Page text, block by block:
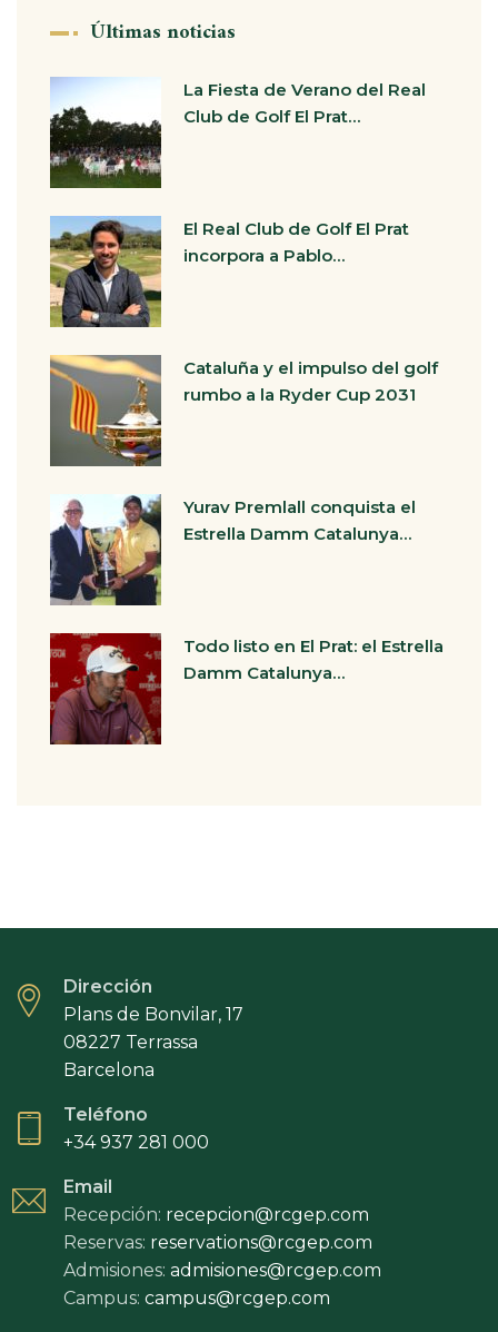
Últimas noticias
La Fiesta de Verano del Real
Club de Golf El Prat…
El Real Club de Golf El Prat
incorpora a Pablo…
Cataluña y el impulso del golf
rumbo a la Ryder Cup 2031
Yurav Premlall conquista el
Estrella Damm Catalunya…
Todo listo en El Prat: el Estrella
Damm Catalunya…
Dirección
Plans de Bonvilar, 17
08227 Terrassa
Barcelona
Teléfono
+34 937 281 000
Email
Recepción: recepcion@rcgep.com
Reservas: reservations@rcgep.com
Admisiones: admisiones@rcgep.com
Campus: campus@rcgep.com